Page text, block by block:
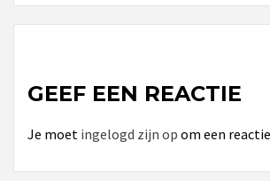
GEEF EEN REACTIE
Je moet ingelogd zijn op om een